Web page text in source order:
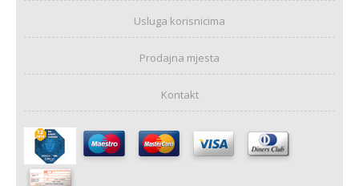
Usluga korisnicima
Prodajna mjesta
Kontakt